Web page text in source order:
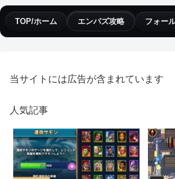
TOP/ホーム エンパズ攻略 フォー
当サイトには広告が含まれています
人気記事